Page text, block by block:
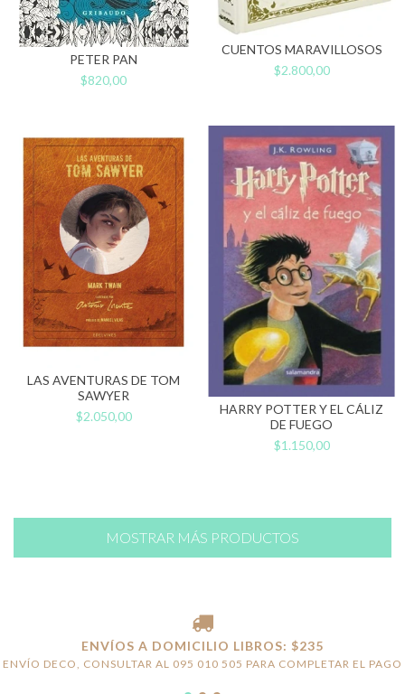
PETER PAN
$820,00
CUENTOS MARAVILLOSOS
$2.800,00
LAS AVENTURAS DE TOM
SAWYER
$2.050,00
HARRY POTTER Y EL CÁLIZ
DE FUEGO
$1.150,00
MOSTRAR MÁS PRODUCTOS
ENVÍOS A DOMICILIO LIBROS: $235
ENVÍO DECO, CONSULTAR AL 095 010 505 PARA COMPLETAR EL PAGO